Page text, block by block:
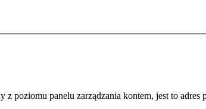
poziomu panelu zarządzania kontem, jest to adres